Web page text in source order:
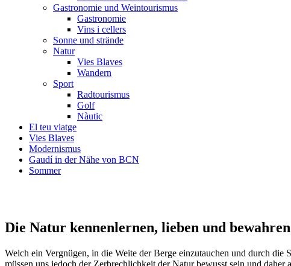
Gastronomie und Weintourismus
Gastronomie
Vins i cellers
Sonne und strände
Natur
Vies Blaves
Wandern
Sport
Radtourismus
Golf
Nàutic
El teu viatge
Vies Blaves
Modernismus
Gaudí in der Nähe von BCN
Sommer
Die Natur kennenlernen, lieben und bewahren